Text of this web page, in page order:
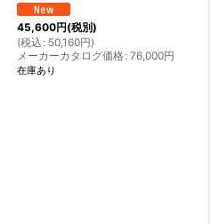
45,600円(税別)
(税込 : 50,160円)
メーカーカタログ価格: 76,000円
在庫あり